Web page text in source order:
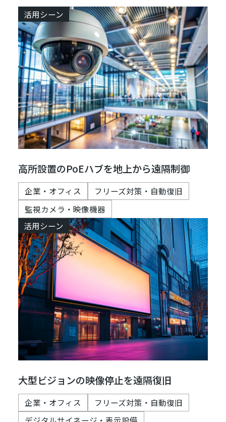
活用シーン
高所設置のPoEハブを地上から遠隔制御
企業・オフィス
フリーズ対策・自動復旧
監視カメラ・映像機器
活用シーン
大型ビジョンの映像停止を遠隔復旧
企業・オフィス
フリーズ対策・自動復旧